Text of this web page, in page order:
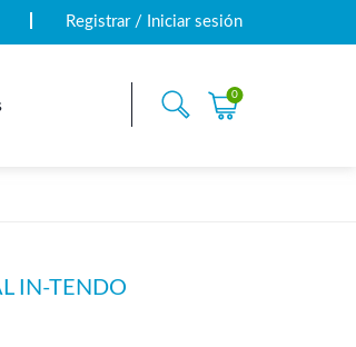
Registrar / Iniciar sesión
0
IN-TENDO